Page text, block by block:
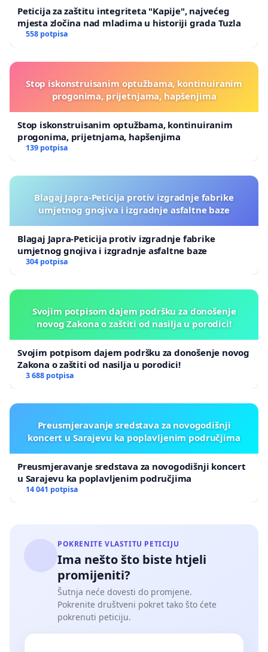
Peticija za zaštitu integriteta "Kapije", najvećeg
mjesta zločina nad mladima u historiji grada Tuzla
558 potpisa
Stop iskonstruisanim optužbama, kontinuiranim
progonima, prijetnjama, hapšenjima
Stop iskonstruisanim optužbama, kontinuiranim
progonima, prijetnjama, hapšenjima
139 potpisa
Blagaj Japra-Peticija protiv izgradnje fabrike
umjetnog gnojiva i izgradnje asfaltne baze
Blagaj Japra-Peticija protiv izgradnje fabrike
umjetnog gnojiva i izgradnje asfaltne baze
304 potpisa
Svojim potpisom dajem podršku za donošenje
novog Zakona o zaštiti od nasilja u porodici!
Svojim potpisom dajem podršku za donošenje novog
Zakona o zaštiti od nasilja u porodici!
3 688 potpisa
Preusmjeravanje sredstava za novogodišnji
koncert u Sarajevu ka poplavljenim područjima
Preusmjeravanje sredstava za novogodišnji koncert
u Sarajevu ka poplavljenim područjima
14 041 potpisa
POKRENITE VLASTITU PETICIJU
Ima nešto što biste htjeli
promijeniti?
Šutnja neće dovesti do promjene.
Pokrenite društveni pokret tako što ćete
pokrenuti peticiju.